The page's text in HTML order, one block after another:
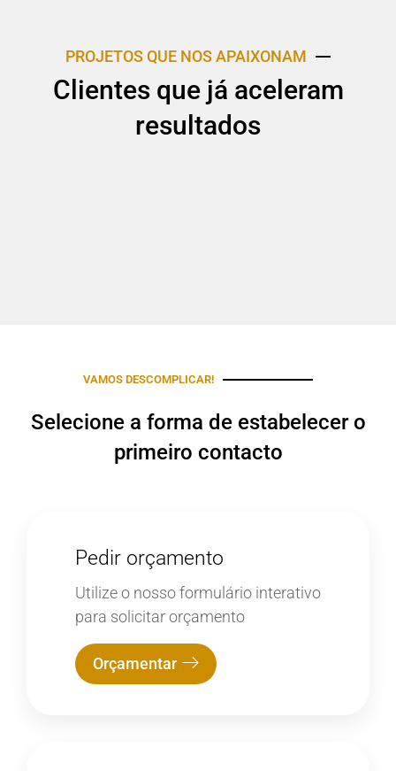
PROJETOS QUE NOS APAIXONAM
Clientes que já aceleram
resultados
VAMOS DESCOMPLICAR!
Selecione a forma de estabelecer o
primeiro contacto
Pedir orçamento
Utilize o nosso formulário interativo
para solicitar orçamento
Orçamentar